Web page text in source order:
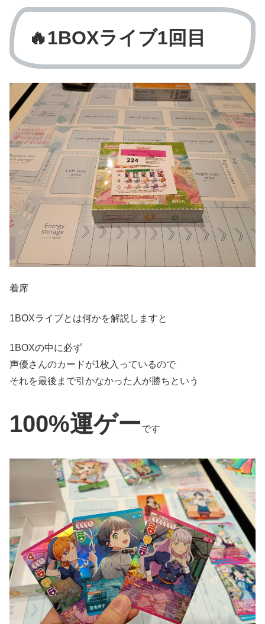
🔥1BOXライブ1回目
着席
1BOXライブとは何かを解説しますと
1BOXの中に必ず
声優さんのカードが1枚入っているので
それを最後まで引かなかった人が勝ちという
100%運ゲーです